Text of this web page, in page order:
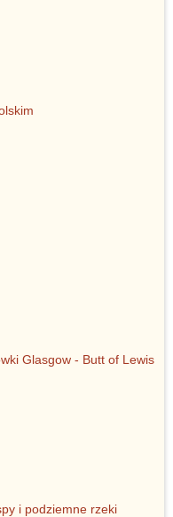
Glasgow - Butt of Lewis
i podziemne rzeki